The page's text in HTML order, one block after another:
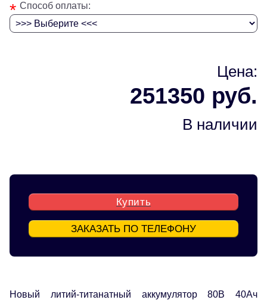
* Способ оплаты:
Цена:
251350 руб.
В наличии
Купить
ЗАКАЗАТЬ ПО ТЕЛЕФОНУ
Новый литий-титанатный аккумулятор 80В 40Ач